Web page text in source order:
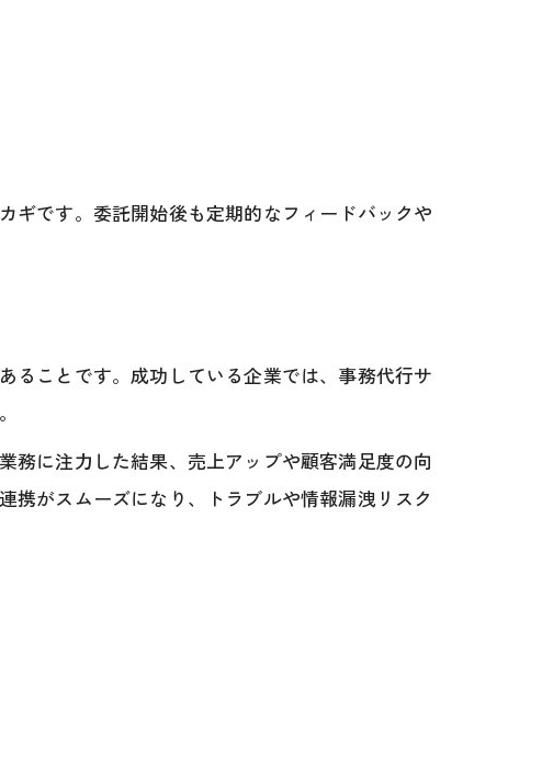
例
ト
囲
ギです。委託開始後も定期的なフィードバックや
ることです。成功している企業では、事務代行サ
務に注力した結果、売上アップや顧客満足度の向
携がスムーズになり、トラブルや情報漏洩リスク